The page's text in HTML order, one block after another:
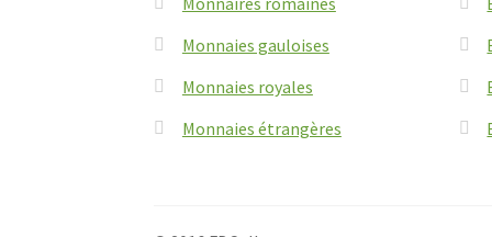
Monnaies gauloises
Monnaies royales
Monnaies étrangères